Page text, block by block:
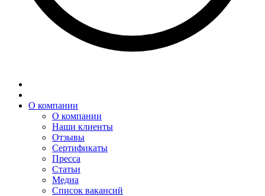
О компании
О компании
Наши клиенты
Отзывы
Сертификаты
Пресса
Статьи
Медиа
Список вакансий